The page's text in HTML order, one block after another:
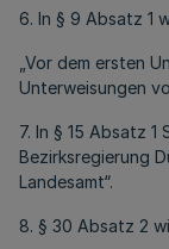
6. In § 9 Absatz 1
„Vor dem ersten
Unterweisungen
7. In § 15 Absatz 1
Bezirksregierung
Landesamt“.
8. § 30 Absatz 2